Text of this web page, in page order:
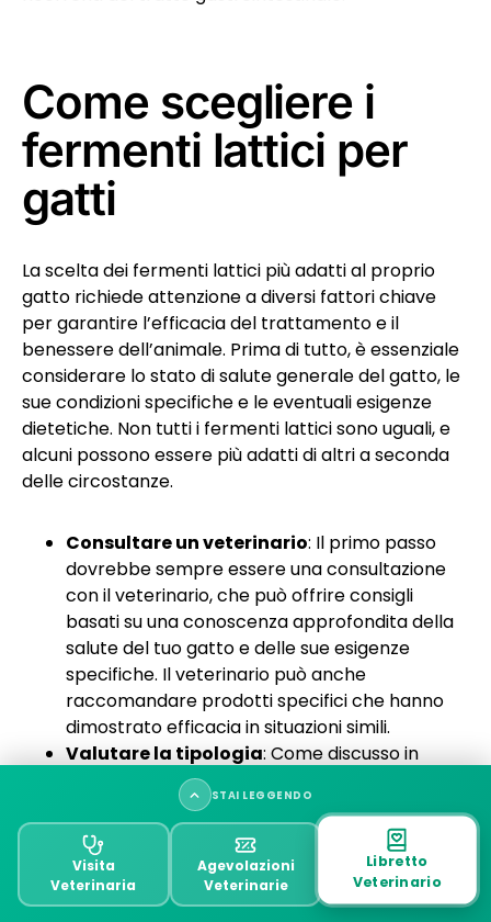
Come scegliere i
fermenti lattici per
gatti
La scelta dei fermenti lattici più adatti al proprio
gatto richiede attenzione a diversi fattori chiave
per garantire l’efficacia del trattamento e il
benessere dell’animale. Prima di tutto, è essenziale
considerare lo stato di salute generale del gatto, le
sue condizioni specifiche e le eventuali esigenze
dietetiche. Non tutti i fermenti lattici sono uguali, e
alcuni possono essere più adatti di altri a seconda
delle circostanze.
Consultare un veterinario: Il primo passo
dovrebbe sempre essere una consultazione
con il veterinario, che può offrire consigli
basati su una conoscenza approfondita della
salute del tuo gatto e delle sue esigenze
specifiche. Il veterinario può anche
raccomandare prodotti specifici che hanno
dimostrato efficacia in situazioni simili.
Valutare la tipologia: Come discusso in
precedenza, esistono prebiotici, probiotici e
simbiotici. I probiotici sono generalmente la
scelta principale per ripristinare direttamente
la flora intestinale, mentre i prebiotici possono
essere utilizzati per nutrire la flora esistente. I
simbiotici offrono un approccio combinato. La
STAI LEGGENDO
Fermenti lattici per gatto
Benefici e vantaggi dei fermenti lattici per i gatti
Visita
Veterinaria
Agevolazioni
Veterinarie
Libretto
Veterinario